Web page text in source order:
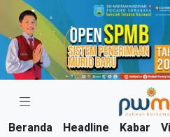
Skip
content
Beranda Headline Kabar